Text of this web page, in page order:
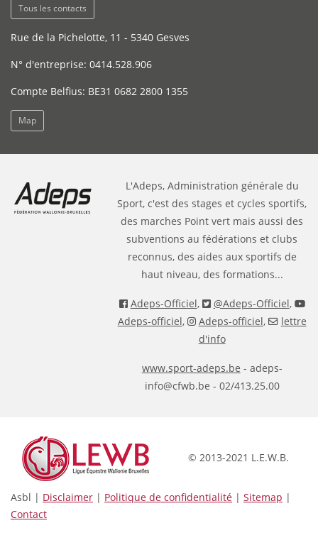
Tous les contacts
Rue de la Pichelotte, 11 - 5340 Gesves
N° d'entreprise: 0414.528.906
Compte Belfius: BE31 0682 2800 1355
Map
L'Adeps, Administration générale du
Sport, c'est des stages et cycles sportifs,
des marches Point vert mais aussi des
subventions au fédérations et clubs
reconnus, des aides aux sportifs de
haut niveau, des formations...
Adeps-Officiel, @Adeps-Officiel,
Adeps-officiel, Adeps-officiel,
lettre
d'info
www.sport-adeps.be - adeps-
info@cfwb.be - 02/413.25.00
© 2013-2021 L.E.W.B.
Asbl | Disclaimer | Politique de confidentialité | Sitemap |
Contact